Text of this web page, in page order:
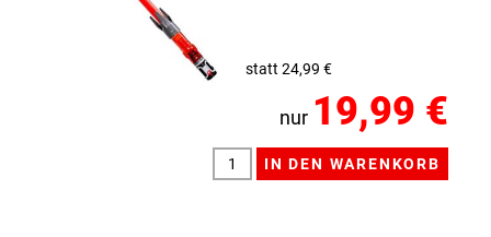
statt 24,99 €
nur 19,99 €